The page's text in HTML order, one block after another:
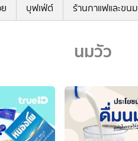
บุฟเฟ่ต์ ร้านกาแฟและขนม
นมวัว